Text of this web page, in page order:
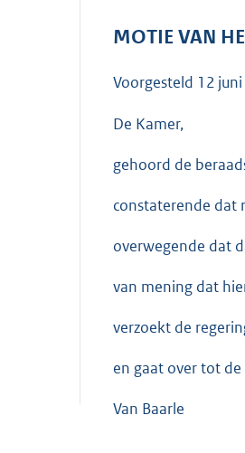
MOTIE VAN
Voorgesteld 12
De Kamer,
gehoord de
constaterende dat
overwegende dat
van mening dat
verzoekt de
en gaat over tot
Van Baarle